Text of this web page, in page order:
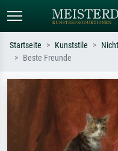
Suchen Sie nach Künstlern,
oder Stilen – z.B. Monet,
Sternennacht, Impressionismus,
Hokusai, Akt.
Startseite Kunststile
Beste Freunde